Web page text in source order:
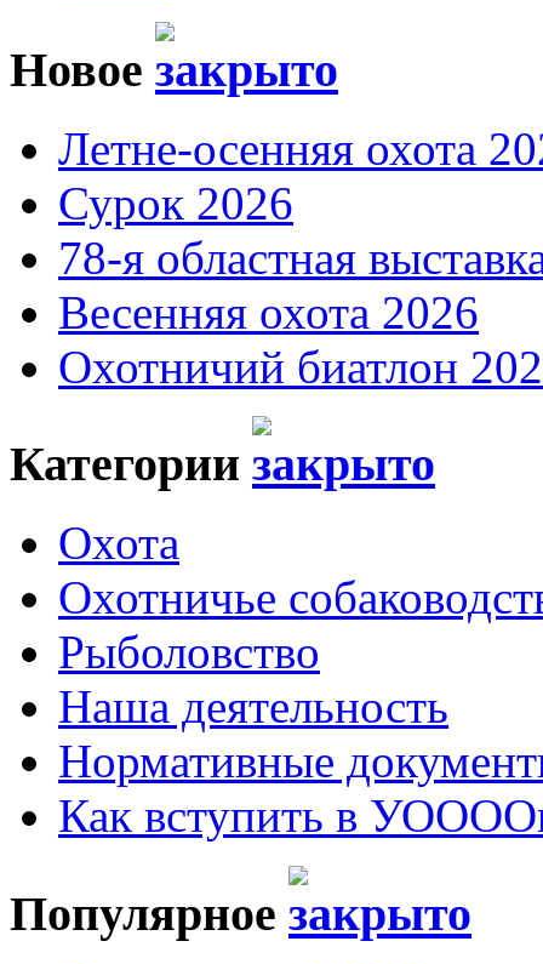
Новое
Летне-осенняя охота
Сурок 2026
78-я областная
Весенняя охота 2026
Охотничий биатлон
Категории
Охота
Охотничье
Рыболовство
Наша деятельность
Нормативные
Как вступить в
Популярное